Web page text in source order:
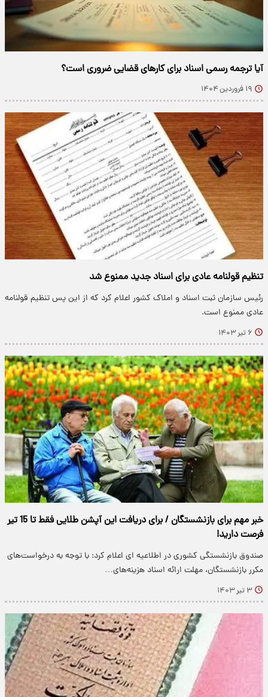
آیا ترجمه رسمی اسناد برای کارهای قضایی ضروری است؟
۱۹ فروردین ۱۴۰۴
تنظیم قولنامه عادی برای اسناد جدید ممنوع شد
رئیس سازمان ثبت اسناد و املاک کشور اعلام کرد که از این پس تنظیم قولنامه
عادی ممنوع است.
۶ تیر ۱۴۰۳
خبر مهم برای بازنشستگان / برای دریافت این آپشن طلایی فقط تا 15 تیر
فرصت دارید!
صندوق بازنشستگی کشوری در اطلاعیه ای اعلام کرد: با توجه به درخواست‌های
مکرر بازنشستگان، مهلت ارائه اسناد هزینه‌های…
۳ تیر ۱۴۰۳